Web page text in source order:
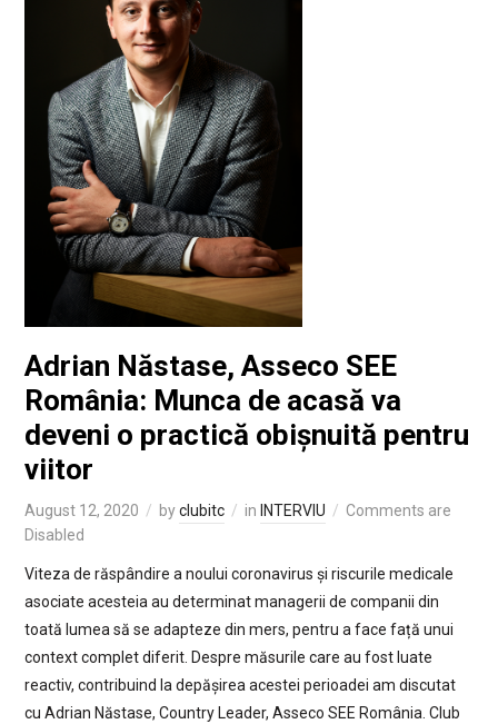
Adrian Năstase, Asseco SEE
România: Munca de acasă va
deveni o practică obișnuită pentru
viitor
August 12, 2020 byclubitc in INTERVIU
Comments are
Disabled
Viteza de răspândire a noului coronavirus și riscurile medicale
asociate acesteia au determinat managerii de companii din
toată lumea să se adapteze din mers, pentru a face față unui
context complet diferit. Despre măsurile care au fost luate
reactiv, contribuind la depășirea acestei perioadei am discutat
cu Adrian Năstase, Country Leader, Asseco SEE România. Club